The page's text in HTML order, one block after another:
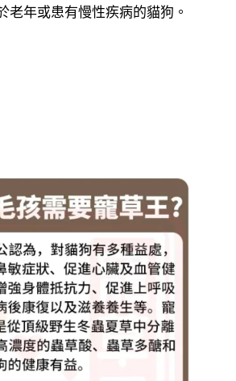
老年或患有慢性疾病的貓狗。